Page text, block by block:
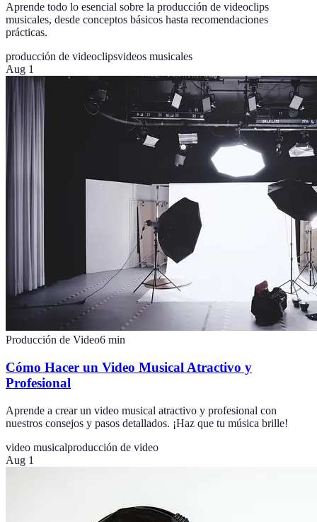
Aprende todo lo esencial sobre la producción de videoclips
musicales, desde conceptos básicos hasta recomendaciones
prácticas.
producción de videoclipsvideos musicales
Aug 1
Producción de Video6 min
Cómo Hacer un Video Musical Atractivo y
Profesional
Aprende a crear un video musical atractivo y profesional con
nuestros consejos y pasos detallados. ¡Haz que tu música brille!
video musicalproducción de video
Aug 1